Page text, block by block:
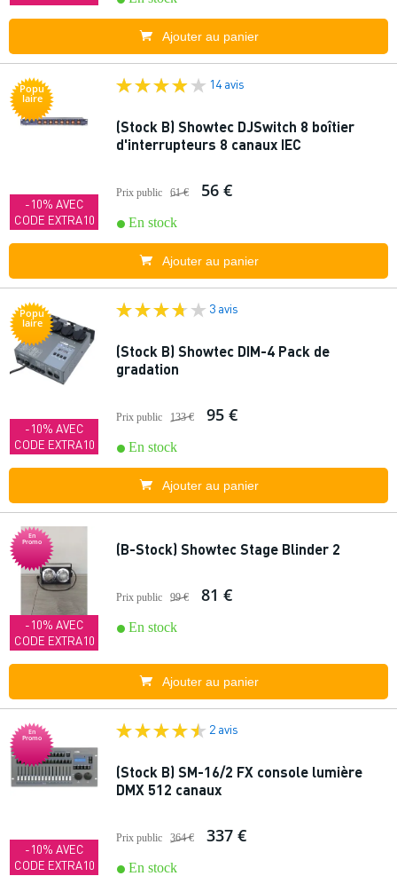
Ajouter au panier
Popu
laire
-10% AVEC
CODE EXTRA10
14 avis
(Stock B) Showtec DJSwitch 8 boîtier
d'interrupteurs 8 canaux IEC
Prix public 61 € 56 €
En stock
Ajouter au panier
Popu
laire
-10% AVEC
CODE EXTRA10
3 avis
(Stock B) Showtec DIM-4 Pack de
gradation
Prix public 133 € 95 €
En stock
Ajouter au panier
En
Promo
-10% AVEC
CODE EXTRA10
(B-Stock) Showtec Stage Blinder 2
Prix public 99 € 81 €
En stock
Ajouter au panier
En
Promo
-10% AVEC
CODE EXTRA10
2 avis
(Stock B) SM-16/2 FX console lumière
DMX 512 canaux
Prix public 364 € 337 €
En stock